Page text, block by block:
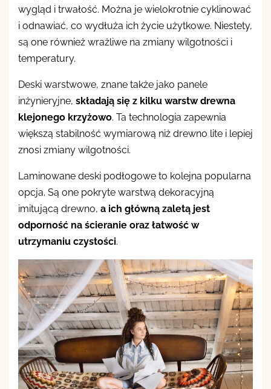
wygląd i trwałość. Można je wielokrotnie cyklinować
i odnawiać, co wydłuża ich życie użytkowe. Niestety,
są one również wrażliwe na zmiany wilgotności i
temperatury.
Deski warstwowe, znane także jako panele
inżynieryjne, składają się z kilku warstw drewna
klejonego krzyżowo. Ta technologia zapewnia
większą stabilność wymiarową niż drewno lite i lepiej
znosi zmiany wilgotności.
Laminowane deski podłogowe to kolejna popularna
opcja. Są one pokryte warstwą dekoracyjną
imitującą drewno, a ich główną zaletą jest
odporność na ścieranie oraz łatwość w
utrzymaniu czystości.